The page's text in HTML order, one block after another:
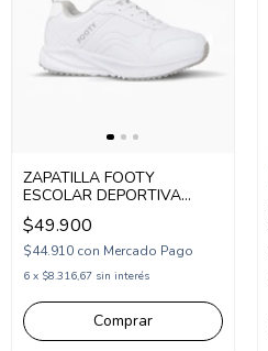
ZAPATILLA FOOTY
ESCOLAR DEPORTIVA
ACORDONADA 33-38
BLANCO (SCH52/1BL)
$49.900
$44.910 con Mercado Pago
6 x $8.316,67 sin interés
Comprar